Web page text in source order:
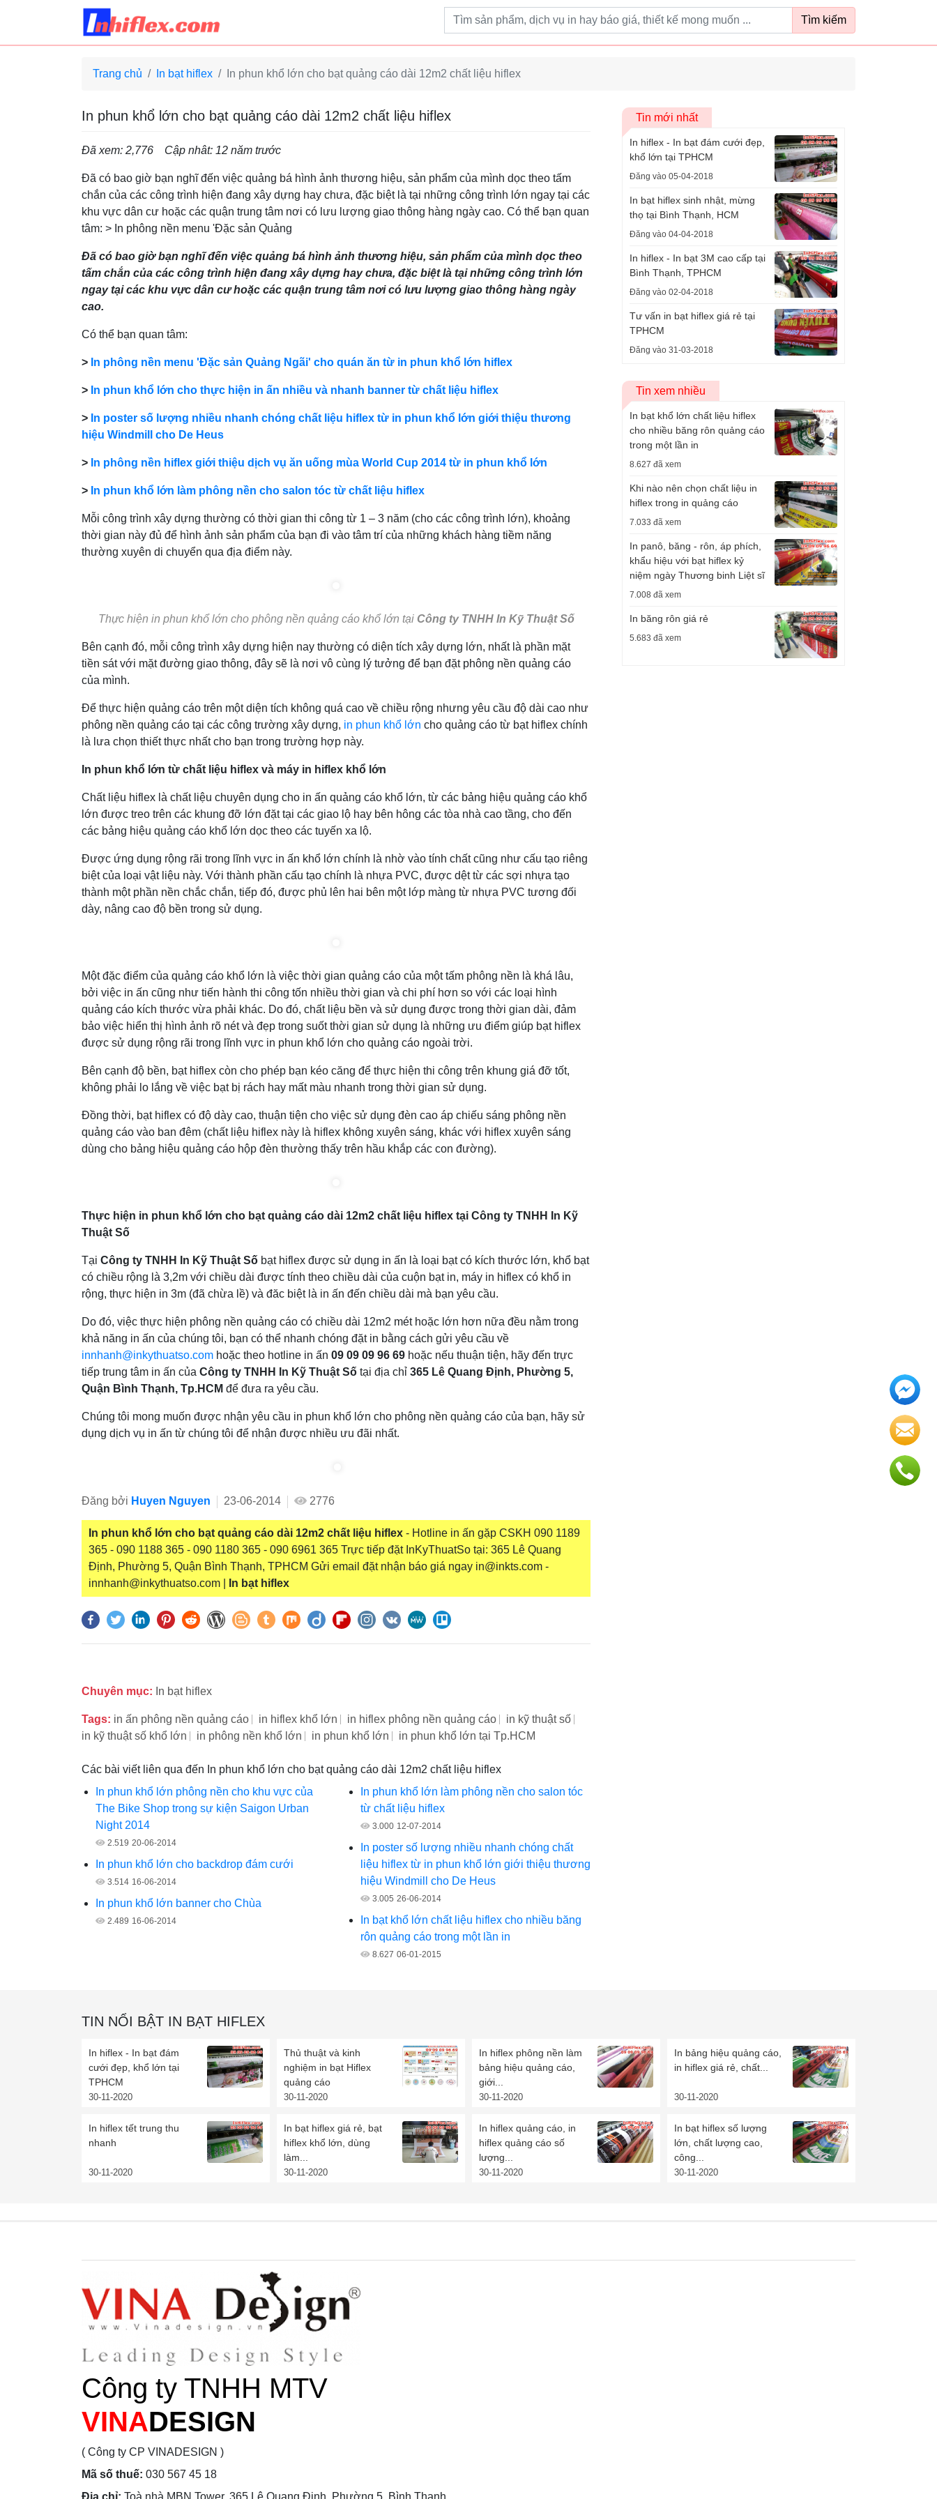
inhiflex.com Từ khoá tìm kiếm Tìm kiếm
Trang chủ In bạt hiflex In phun khổ lớn cho bạt quảng cáo dài 12m2 chất liệu hiflex
In phun khổ lớn cho bạt quảng cáo dài 12m2 chất liệu hiflex
Đã xem: 2,776 Cập nhât: 12 năm trước
Đã có bao giờ bạn nghĩ đến việc quảng bá hình ảnh thương hiệu, sản phẩm của mình dọc theo tấm
chắn của các công trình hiện đang xây dựng hay chưa, đặc biệt là tại những công trình lớn ngay tại các
khu vực dân cư hoặc các quận trung tâm nơi có lưu lượng giao thông hàng ngày cao. Có thể bạn quan
tâm: > In phông nền menu 'Đặc sản Quảng
Đã có bao giờ bạn nghĩ đến việc quảng bá hình ảnh thương hiệu, sản phẩm của mình dọc theo
tấm chắn của các công trình hiện đang xây dựng hay chưa, đặc biệt là tại những công trình lớn
ngay tại các khu vực dân cư hoặc các quận trung tâm nơi có lưu lượng giao thông hàng ngày
cao.
Có thể bạn quan tâm:
> In phông nền menu 'Đặc sản Quảng Ngãi' cho quán ăn từ in phun khổ lớn hiflex
> In phun khổ lớn cho thực hiện in ấn nhiều và nhanh banner từ chất liệu hiflex
> In poster số lượng nhiều nhanh chóng chất liệu hiflex từ in phun khổ lớn giới thiệu thương
hiệu Windmill cho De Heus
> In phông nền hiflex giới thiệu dịch vụ ăn uống mùa World Cup 2014 từ in phun khổ lớn
> In phun khổ lớn làm phông nền cho salon tóc từ chất liệu hiflex
Mỗi công trình xây dựng thường có thời gian thi công từ 1 – 3 năm (cho các công trình lớn), khoảng
thời gian này đủ để hình ảnh sản phẩm của bạn đi vào tâm trí của những khách hàng tiềm năng
thường xuyên di chuyển qua địa điểm này.
Thực hiện in phun khổ lớn cho phông nền quảng cáo khổ lớn tại Công ty TNHH In Kỹ Thuật Số
Bên cạnh đó, mỗi công trình xây dựng hiện nay thường có diện tích xây dựng lớn, nhất là phần mặt
tiền sát với mặt đường giao thông, đây sẽ là nơi vô cùng lý tưởng để bạn đặt phông nền quảng cáo
của mình.
Để thực hiện quảng cáo trên một diện tích không quá cao về chiều rộng nhưng yêu cầu độ dài cao như
phông nền quảng cáo tại các công trường xây dựng, in phun khổ lớn cho quảng cáo từ bạt hiflex chính
là lưa chọn thiết thực nhất cho bạn trong trường hợp này.
In phun khổ lớn từ chất liệu hiflex và máy in hiflex khổ lớn
Chất liệu hiflex là chất liệu chuyên dụng cho in ấn quảng cáo khổ lớn, từ các bảng hiệu quảng cáo khổ
lớn được treo trên các khung đỡ lớn đặt tại các giao lộ hay bên hông các tòa nhà cao tầng, cho đến
các bảng hiệu quảng cáo khổ lớn dọc theo các tuyến xa lộ.
Được ứng dụng rộng rãi trong lĩnh vực in ấn khổ lớn chính là nhờ vào tính chất cũng như cấu tạo riêng
biệt của loại vật liệu này. Với thành phần cấu tạo chính là nhựa PVC, được dệt từ các sợi nhựa tạo
thành một phần nền chắc chắn, tiếp đó, được phủ lên hai bên một lớp màng từ nhựa PVC tương đối
dày, nâng cao độ bền trong sử dụng.
Một đặc điểm của quảng cáo khổ lớn là việc thời gian quảng cáo của một tấm phông nền là khá lâu,
bởi việc in ấn cũng như tiến hành thi công tốn nhiều thời gian và chi phí hơn so với các loại hình
quảng cáo kích thước vừa phải khác. Do đó, chất liệu bền và sử dụng được trong thời gian dài, đảm
bảo việc hiển thị hình ảnh rõ nét và đẹp trong suốt thời gian sử dụng là những ưu điểm giúp bạt hiflex
được sử dụng rộng rãi trong lĩnh vực in phun khổ lớn cho quảng cáo ngoài trời.
Bên cạnh độ bền, bạt hiflex còn cho phép bạn kéo căng để thực hiện thi công trên khung giá đỡ tốt,
không phải lo lắng về việc bạt bị rách hay mất màu nhanh trong thời gian sử dụng.
Đồng thời, bạt hiflex có độ dày cao, thuận tiện cho việc sử dụng đèn cao áp chiếu sáng phông nền
quảng cáo vào ban đêm (chất liệu hiflex này là hiflex không xuyên sáng, khác với hiflex xuyên sáng
dùng cho bảng hiệu quảng cáo hộp đèn thường thấy trên hầu khắp các con đường).
Thực hiện in phun khổ lớn cho bạt quảng cáo dài 12m2 chất liệu hiflex tại Công ty TNHH In Kỹ
Thuật Số
Tại Công ty TNHH In Kỹ Thuật Số bạt hiflex được sử dụng in ấn là loại bạt có kích thước lớn, khổ bạt
có chiều rộng là 3,2m với chiều dài được tính theo chiều dài của cuộn bạt in, máy in hiflex có khổ in
rộng, thực hiện in 3m (đã chừa lề) và đăc biệt là in ấn đến chiều dài mà bạn yêu cầu.
Do đó, việc thực hiện phông nền quảng cáo có chiều dài 12m2 mét hoặc lớn hơn nữa đều nằm trong
khả năng in ấn của chúng tôi, bạn có thể nhanh chóng đặt in bằng cách gửi yêu cầu về
innhanh@inkythuatso.com hoặc theo hotline in ấn 09 09 09 96 69 hoặc nếu thuận tiện, hãy đến trực
tiếp trung tâm in ấn của Công ty TNHH In Kỹ Thuật Số tại địa chỉ 365 Lê Quang Định, Phường 5,
Quận Bình Thạnh, Tp.HCM để đưa ra yêu cầu.
Chúng tôi mong muốn được nhận yêu cầu in phun khổ lớn cho phông nền quảng cáo của bạn, hãy sử
dụng dịch vụ in ấn từ chúng tôi để nhận được nhiều ưu đãi nhất.
Đăng bởi Huyen Nguyen 23-06-2014 2776
In phun khổ lớn cho bạt quảng cáo dài 12m2 chất liệu hiflex - Hotline in ấn gặp CSKH 090 1189
365 - 090 1188 365 - 090 1180 365 - 090 6961 365 Trực tiếp đặt InKyThuatSo tại: 365 Lê Quang
Định, Phường 5, Quận Bình Thạnh, TPHCM Gửi email đặt nhận báo giá ngay in@inkts.com -
innhanh@inkythuatso.com |
In bạt hiflex
Chuyên mục: In bạt hiflex
Tags: in ấn phông nền quảng cáo in hiflex khổ lớn in hiflex phông nền quảng cáo
in kỹ thuật số
in kỹ thuật số khổ lớn
in phông nền khổ lớn in phun khổ lớn in phun khổ lớn tại Tp.HCM
Các bài viết liên qua đến In phun khổ lớn cho bạt quảng cáo dài 12m2 chất liệu hiflex
In phun khổ lớn phông nền cho khu vực của
The Bike Shop trong sự kiện Saigon Urban
Night 2014
2.519 20-06-2014
In phun khổ lớn cho backdrop đám cưới
3.514 16-06-2014
In phun khổ lớn banner cho Chùa
2.489 16-06-2014
In phun khổ lớn làm phông nền cho salon tóc
từ chất liệu hiflex
3.000 12-07-2014
In poster số lượng nhiều nhanh chóng chất
liệu hiflex từ in phun khổ lớn giới thiệu thương
hiệu Windmill cho De Heus
3.005 26-06-2014
In bạt khổ lớn chất liệu hiflex cho nhiều băng
rôn quảng cáo trong một lần in
8.627 06-01-2015
Tin mới nhất
In hiflex - In bạt đám cưới đẹp,
khổ lớn tại TPHCM
Đăng vào 05-04-2018
In bạt hiflex sinh nhật, mừng
thọ tại Bình Thạnh, HCM
Đăng vào 04-04-2018
In hiflex - In bạt 3M cao cấp tại
Bình Thạnh, TPHCM
Đăng vào 02-04-2018
Tư vấn in bạt hiflex giá rẻ tại
TPHCM
Đăng vào 31-03-2018
Tin xem nhiều
In bạt khổ lớn chất liệu hiflex
cho nhiều băng rôn quảng cáo
trong một lần in
8.627 đã xem
Khi nào nên chọn chất liệu in
hiflex trong in quảng cáo
7.033 đã xem
In panô, băng - rôn, áp phích,
khẩu hiệu với bạt hiflex kỷ
niệm ngày Thương binh Liệt sĩ
7.008 đã xem
In băng rôn giá rẻ
5.683 đã xem
TIN NỔI BẬT IN BẠT HIFLEX
In hiflex - In bạt đám
cưới đẹp, khổ lớn tại
TPHCM
30-11-2020
Thủ thuật và kinh
nghiệm in bạt Hiflex
quảng cáo
30-11-2020
In hiflex phông nền làm
bảng hiệu quảng cáo,
giới...
30-11-2020
In bảng hiệu quảng cáo,
in hiflex giá rẻ, chất...
30-11-2020
In hiflex tết trung thu
nhanh
30-11-2020
In bạt hiflex giá rẻ, bạt
hiflex khổ lớn, dùng
làm...
30-11-2020
In hiflex quảng cáo, in
hiflex quảng cáo số
lượng...
30-11-2020
In bạt hiflex số lượng
lớn, chất lượng cao,
công...
30-11-2020
Công ty TNHH MTV
VINADESIGN
( Công ty CP VINADESIGN )
Mã số thuế: 030 567 45 18
Địa chỉ: Toà nhà MBN Tower, 365 Lê Quang Định, Phường 5, Bình Thạnh,